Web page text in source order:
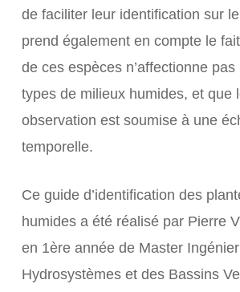
de faciliter leur identification sur le
prend également en compte le
de ces espèces n’affectionne
types de milieux humides, et que
observation est soumise à une
temporelle.
Ce guide d’identification des
humides a été réalisé par Pierre
en 1ère année de Master
Hydrosystèmes et des Bassins